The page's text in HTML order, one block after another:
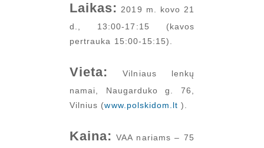
Laikas: 2019 m. kovo 21
d., 13:00-17:15 (kavos
pertrauka 15:00-15:15).
Vieta:
Vilniaus lenkų
namai, Naugarduko g. 76,
Vilnius (www.polskidom.lt ).
Kaina: VAA nariams – 75